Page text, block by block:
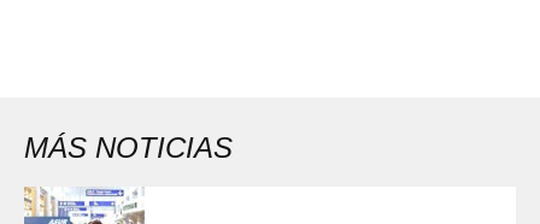
MÁS NOTICIAS